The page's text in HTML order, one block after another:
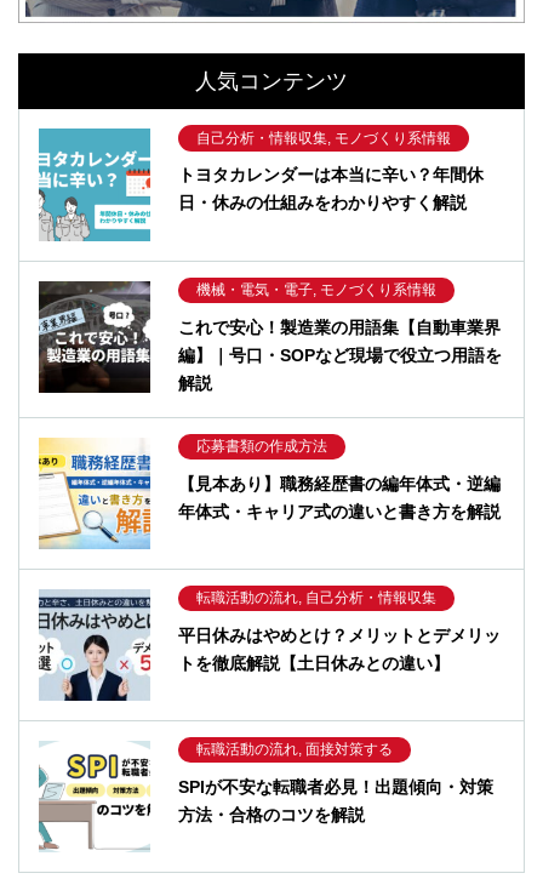
人気コンテンツ
自己分析・情報収集, モノづくり系情報
トヨタカレンダーは本当に辛い？年間休
日・休みの仕組みをわかりやすく解説
機械・電気・電子, モノづくり系情報
これで安心！製造業の用語集【自動車業界
編】｜号口・SOPなど現場で役立つ用語を
解説
応募書類の作成方法
【見本あり】職務経歴書の編年体式・逆編
年体式・キャリア式の違いと書き方を解説
転職活動の流れ, 自己分析・情報収集
平日休みはやめとけ？メリットとデメリッ
トを徹底解説【土日休みとの違い】
転職活動の流れ, 面接対策する
SPIが不安な転職者必見！出題傾向・対策
方法・合格のコツを解説